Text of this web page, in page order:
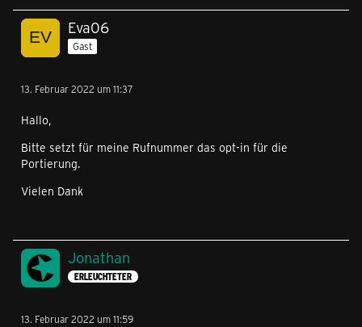
Eva06
Gast
13. Februar 2022 um 11:37
Hallo,
Bitte setzt für meine Rufnummer das opt-in für die
Portierung.
Vielen Dank
Jonathan
ERLEUCHTETER
13. Februar 2022 um 11:59